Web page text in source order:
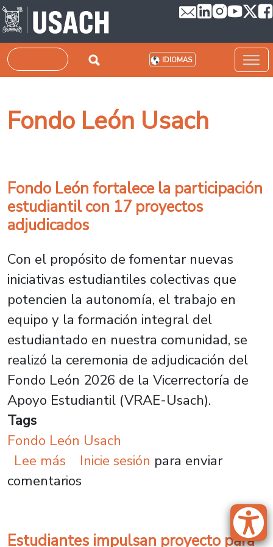
Pasar al contenido principal
Buscar IDIOMAS
Fondo León Usach
Fondo León fortalece la participación
estudiantil con 17 proyectos
adjudicados
Con el propósito de fomentar nuevas
iniciativas estudiantiles colectivas que
potencien la autonomía, el trabajo en
equipo y la formación integral del
estudiantado en nuestra comunidad, se
realizó la ceremonia de adjudicación del
Fondo León 2026 de la Vicerrectoría de
Apoyo Estudiantil (VRAE-Usach).
Tags
Fondo León Usach
Lee más sobre Fondo León fortalece la
Inicie sesión para enviar
comentarios
Estudiantes impulsan proyecto para